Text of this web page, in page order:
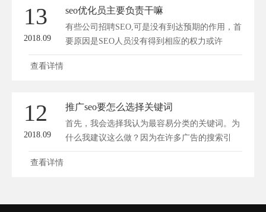
13
2018.09
seo优化员主要负责干嘛
有些公司招聘SEO,可是没有到达预期的作用，首
要原因是SEO人员没有得到相应的权力或许
SEO...
查看详情
12
2018.09
推广seo要怎么选择关键词
首先，我会选择我认为最容易分类的关键词。为
什么我建议这么做？因为在许多广告的搜索引
擎...
查看详情